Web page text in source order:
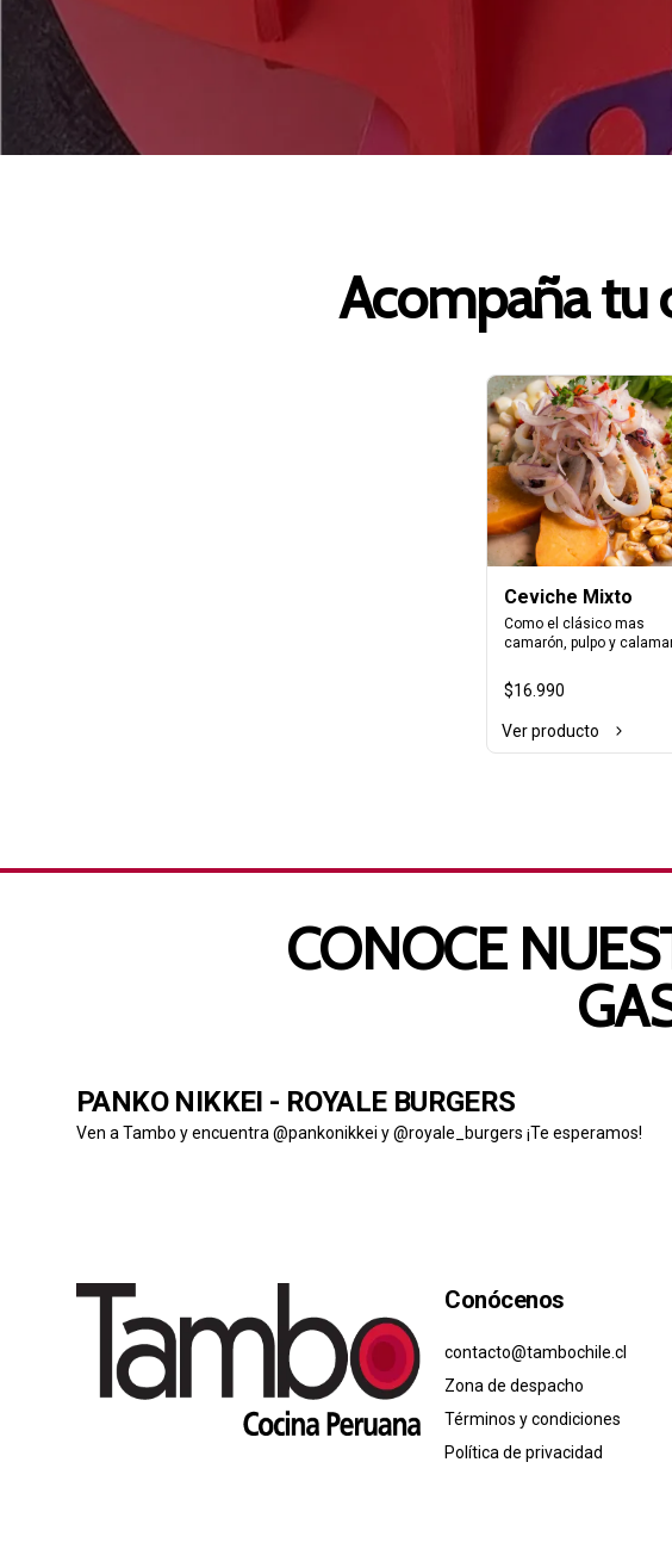
Acompaña tu
Ceviche Mixto
Como el clásico mas
camarón, pulpo y
$16.990
Ver producto
CONOCE
PANKO NIKKEI - ROYALE BURGERS
Ven a Tambo y encuentra @pankonikkei y @royale_burgers ¡Te esperamos!
Conócenos
contacto@tambochile.cl
Zona de despacho
Términos y condiciones
Política de privacidad